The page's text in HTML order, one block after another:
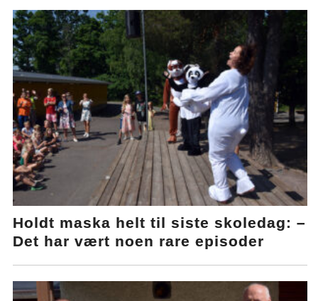
Holdt maska helt til siste skoledag: –
Det har vært noen rare episoder